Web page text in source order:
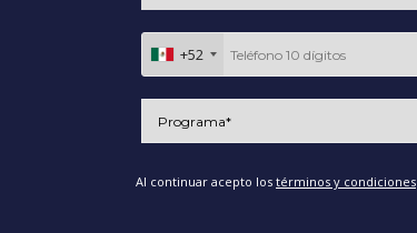
+52
Al continuar acepto los términos y condiciones